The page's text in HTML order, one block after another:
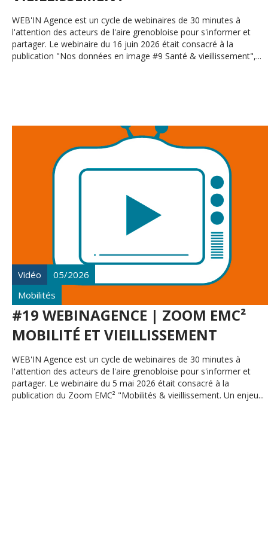
WEB'IN Agence est un cycle de webinaires de 30 minutes à
l'attention des acteurs de l'aire grenobloise pour s'informer et
partager. Le webinaire du 16 juin 2026 était consacré à la
publication "Nos données en image #9 Santé & vieillissement",...
Vidéo
05/2026
Mobilités
#19 WEBINAGENCE | ZOOM EMC²
MOBILITÉ ET VIEILLISSEMENT
WEB'IN Agence est un cycle de webinaires de 30 minutes à
l'attention des acteurs de l'aire grenobloise pour s'informer et
partager. Le webinaire du 5 mai 2026 était consacré à la
publication du Zoom EMC² "Mobilités & vieillissement. Un enjeu...